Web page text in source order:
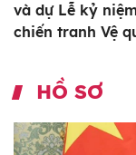
và dự Lễ kỷ
chiến tranh Vệ
HỒ SƠ